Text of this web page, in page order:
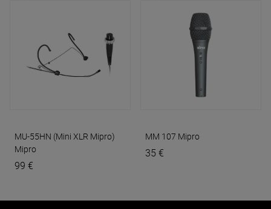
MU-55HN (Mini XLR Mipro)
Mipro
99 €
MM 107 Mipro
35 €